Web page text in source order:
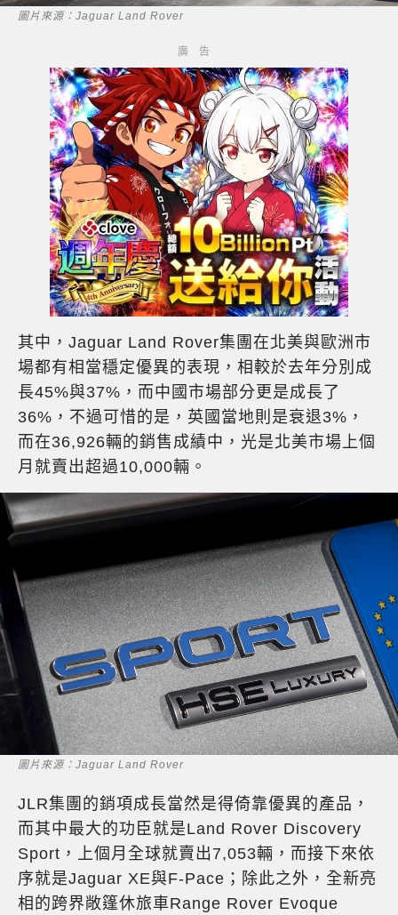
圖片來源：Jaguar Land Rover
其中，Jaguar Land Rover集團在北美與歐洲市
場都有相當穩定優異的表現，相較於去年分別成
長45%與37%，而中國市場部分更是成長了
36%，不過可惜的是，英國當地則是衰退3%，
而在36,926輛的銷售成績中，光是北美市場上個
月就賣出超過10,000輛。
圖片來源：Jaguar Land Rover
JLR集團的銷項成長當然是得倚靠優異的產品，
而其中最大的功臣就是Land Rover Discovery
Sport，上個月全球就賣出7,053輛，而接下來依
序就是Jaguar XE與F-Pace；除此之外，全新亮
相的跨界敞篷休旅車Range Rover Evoque